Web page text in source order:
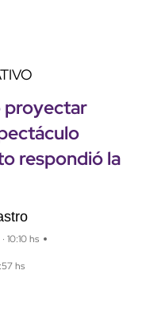
proyectar
respondió la
10:10 hs
hs